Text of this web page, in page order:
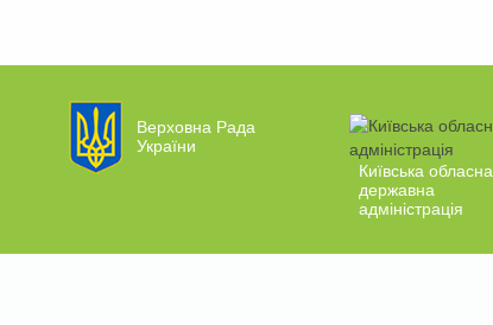
Верховна Рада
України
Київська обласна
державна
адміністрація